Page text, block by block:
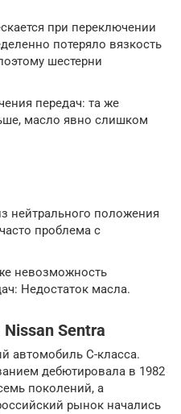
при переключении
потеряло вязкость
шестерни
передач: та же
масло явно слишком
нейтрального положения
проблема с
невозможность
Недостаток масла.
Sentra
автомобиль С-класса.
дебютировала в 1982
поколений, а
рынок начались